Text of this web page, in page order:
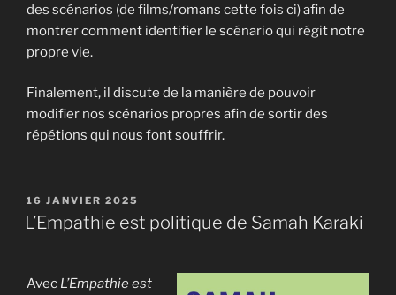
des scénarios (de films/romans cette fois ci) afin de
montrer comment identifier le scénario qui régit notre
propre vie.
Finalement, il discute de la manière de pouvoir
modifier nos scénarios propres afin de sortir des
répétions qui nous font souffrir.
PUBLIÉ
LE
16 JANVIER 2025
L’Empathie est politique de Samah Karaki
Avec L’Empathie est